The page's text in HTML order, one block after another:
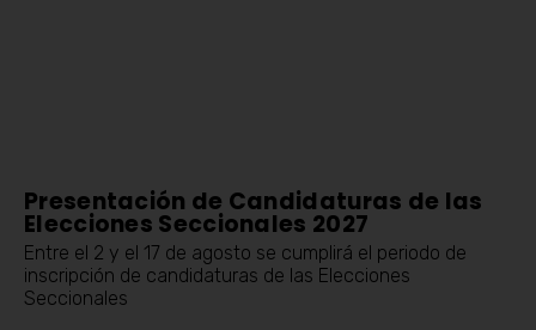
Presentación de Candidaturas de las
Elecciones Seccionales 2027
Entre el 2 y el 17 de agosto se cumplirá el periodo de
inscripción de candidaturas de las Elecciones
Seccionales